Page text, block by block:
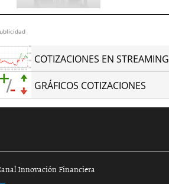
COTIZACIONES EN STREAMING
GRÁFICOS COTIZACIONES
Innovación Financiera